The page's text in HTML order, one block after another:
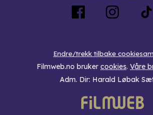
Endre/trekk tilbake
Filmweb.no bruker cookies. Våre
Adm. Dir: Harald Løbak